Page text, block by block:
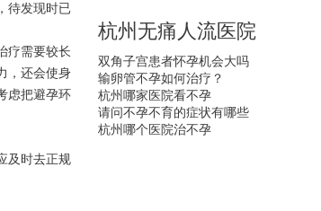
待发现时已
疗需要较长
，还会使身
虑把避孕环
及时去正规
杭州无痛人流医院
双角子宫患者怀孕机会大吗
输卵管不孕如何治疗？
杭州哪家医院看不孕
请问不孕不育的症状有哪些
杭州哪个医院治不孕